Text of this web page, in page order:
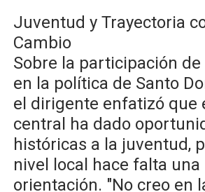
​Juventud y Trayectoria
Cambio
Sobre la participación de
en la política de Santo
el dirigente enfatizó que
central ha dado
históricas a la juventud,
nivel local hace falta una
orientación. "No creo en